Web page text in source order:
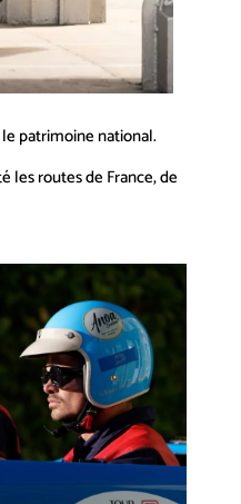
patrimoine national.
les routes de France, de